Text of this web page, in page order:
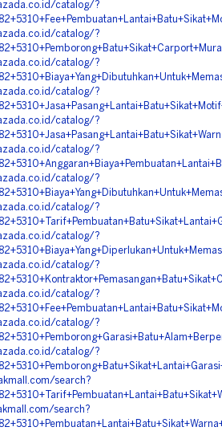
catalog/?
catalog/?
catalog/?
catalog/?
catalog/?
catalog/?
catalog/?
catalog/?
catalog/?
catalog/?
catalog/?
catalog/?
catalog/?
search?
search?